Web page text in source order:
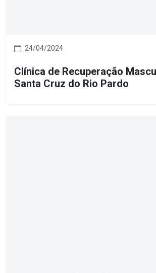
24/04/2024
Clínica de Recuperação
Santa Cruz do Rio Pardo